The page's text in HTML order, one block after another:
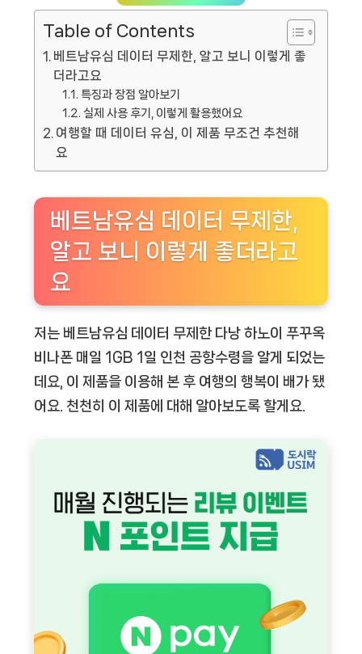
Table of Contents
베트남유심 데이터 무제한, 알고 보니 이렇게 좋
더라고요
특징과 장점 알아보기
실제 사용 후기, 이렇게 활용했어요
여행할 때 데이터 유심, 이 제품 무조건 추천해
요
베트남유심 데이터 무제한,
알고 보니 이렇게 좋더라고
요
저는 베트남유심 데이터 무제한 다낭 하노이 푸꾸옥
비나폰 매일 1GB 1일 인천 공항수령을 알게 되었는
데요, 이 제품을 이용해 본 후 여행의 행복이 배가 됐
어요. 천천히 이 제품에 대해 알아보도록 할게요.